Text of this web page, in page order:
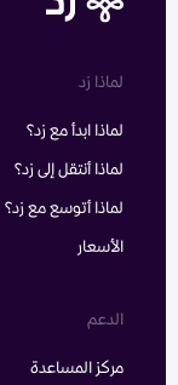
لماذا زد
لماذا ابدأ مع زد؟
لماذا أنتقل إلى زد؟
لماذا أتوسع مع زد؟
الأسعار
الدعم
مركز المساعدة